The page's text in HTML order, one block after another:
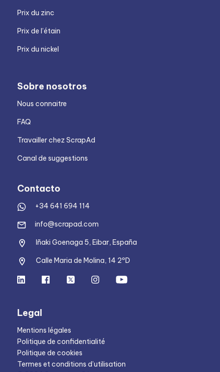
Prix du zinc
Prix de l’étain
Prix du nickel
Sobre nosotros
Nous connaitre
FAQ
Travailler chez ScrapAd
Canal de suggestions
Contacto
+34 641 694 114
info@scrapad.com
Iñaki Goenaga 5, Eibar, España
Calle Maria de Molina, 14 2ºD
Legal
Mentions légales
Politique de confidentialité
Politique de cookies
Termes et conditions d’utilisation